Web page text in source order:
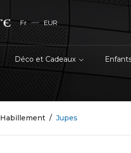
Fr EUR
Déco et Cadeaux
Habillement Jupes